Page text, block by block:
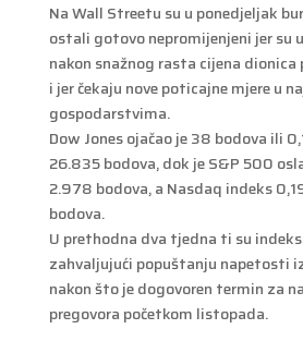
Na Wall Streetu su u ponedjeljak
ostali gotovo nepromijenjeni jer su
nakon snažnog rasta cijena
i jer čekaju nove poticajne mjere u
gospodarstvima.
Dow Jones ojačao je 38 bodova ili
26.835 bodova, dok je S&P 500
2.978 bodova, a Nasdaq indeks
bodova.
U prethodna dva tjedna ti su
zahvaljujući popuštanju napetosti
nakon što je dogovoren termin za
pregovora početkom listopada.